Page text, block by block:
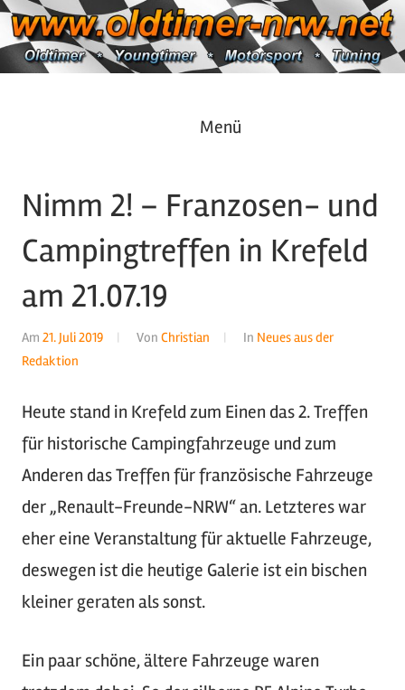
Zum
Inhalt
springen
https://oldtimer-
Motorsport
Tuning
Menü
Nimm 2! – Franzosen- und
Campingtreffen in Krefeld
am 21.07.19
Am 21. Juli 2019 Von Christian In Neues aus der
Redaktion
Heute stand in Krefeld zum Einen das 2. Treffen
für historische Campingfahrzeuge und zum
Anderen das Treffen für französische Fahrzeuge
der „Renault-Freunde-NRW“ an. Letzteres war
eher eine Veranstaltung für aktuelle Fahrzeuge,
deswegen ist die heutige Galerie ist ein bischen
kleiner geraten als sonst.
Ein paar schöne, ältere Fahrzeuge waren